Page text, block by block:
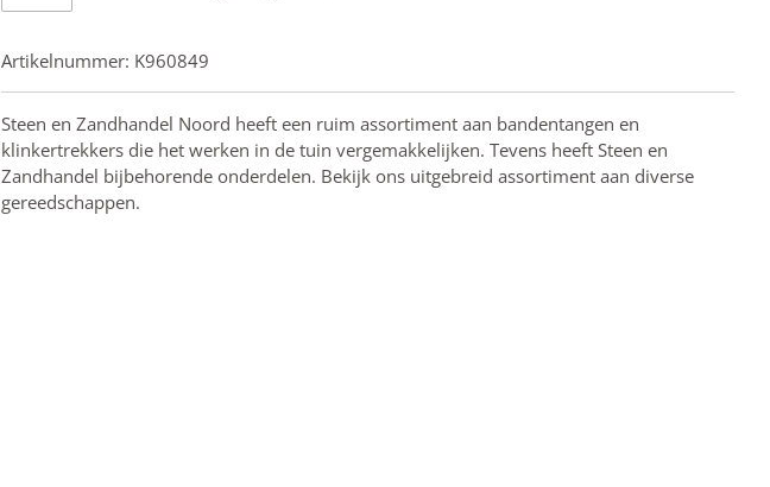
Artikelnummer: K960849
Steen en Zandhandel Noord heeft een ruim assortiment aan bandentangen en
klinkertrekkers die het werken in de tuin vergemakkelijken. Tevens heeft Steen en
Zandhandel bijbehorende onderdelen. Bekijk ons uitgebreid assortiment aan diverse
gereedschappen.